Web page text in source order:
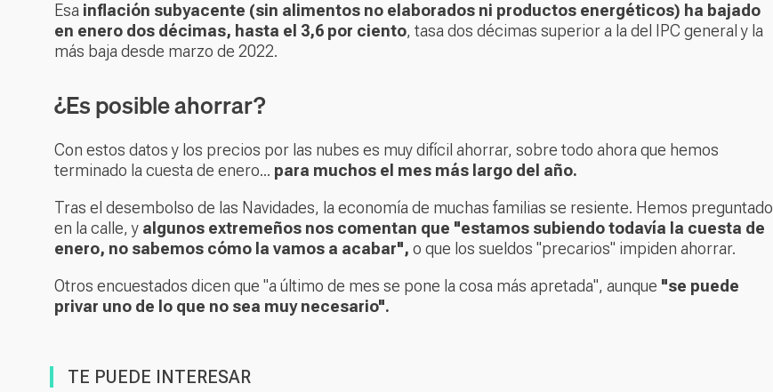
Esa inflación subyacente (sin alimentos no elaborados ni productos energéticos) ha bajado
en enero dos décimas, hasta el 3,6 por ciento, tasa dos décimas superior a la del IPC general y la
más baja desde marzo de 2022.
¿Es posible ahorrar?
Con estos datos y los precios por las nubes es muy difícil ahorrar, sobre todo ahora que hemos
terminado la cuesta de enero... para muchos el mes más largo del año.
Tras el desembolso de las Navidades, la economía de muchas familias se resiente. Hemos preguntado
en la calle, y algunos extremeños nos comentan que "estamos subiendo todavía la cuesta de
enero, no sabemos cómo la vamos a acabar", o que los sueldos "precarios" impiden ahorrar.
Otros encuestados dicen que "a último de mes se pone la cosa más apretada", aunque "se puede
privar uno de lo que no sea muy necesario".
TE PUEDE INTERESAR